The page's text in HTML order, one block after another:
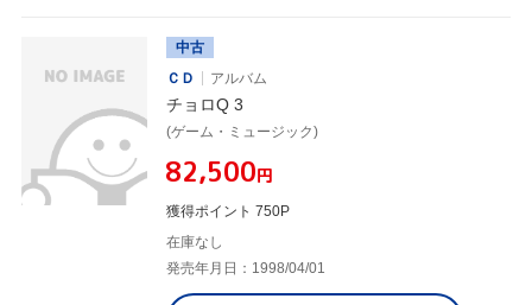
中古
ＣＤ
アルバム
チョロQ 3
(ゲーム・ミュージック)
¥82,500円
獲得ポイント 750P
在庫なし
発売年月日：1998/04/01